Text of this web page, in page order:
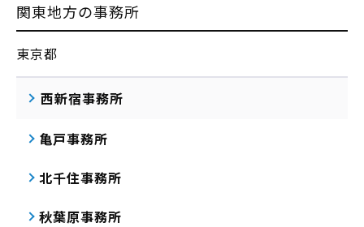
関東地方の事務所
東京都
西新宿事務所
亀戸事務所
北千住事務所
秋葉原事務所